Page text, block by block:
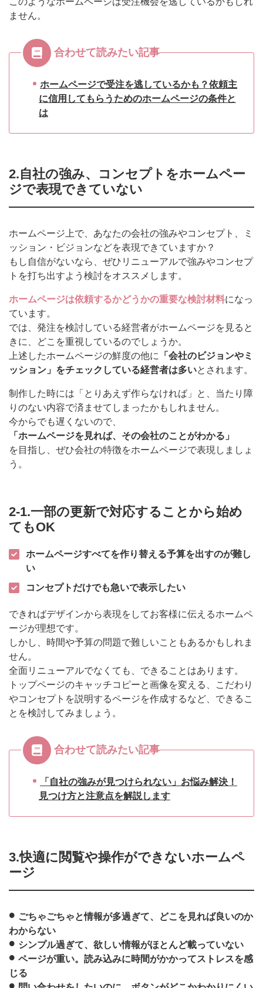
ません。
合わせて読みたい記事
ホームページで受注を逃しているかも？依頼主
に信用してもらうためのホームページの条件と
は
2.自社の強み、コンセプトをホームペー
ジで表現できていない
ホームページ上で、あなたの会社の強みやコンセプト、ミ
ッション・ビジョンなどを表現できていますか？
もし自信がないなら、ぜひリニューアルで強みやコンセプ
トを打ち出すよう検討をオススメします。
ホームページは依頼するかどうかの重要な検討材料になっ
ています。
では、発注を検討している経営者がホームページを見ると
きに、どこを重視しているのでしょうか。
上述したホームページの鮮度の他に
「会社のビジョンやミ
ッション」をチェックしている経営者は多いとされます。
制作した時には「とりあえず作らなければ」と、当たり障
りのない内容で済ませてしまったかもしれません。
今からでも遅くないので、
「ホームページを見れば、その会社のことがわかる」
を目指し、ぜひ会社の特徴をホームページで表現しましょ
う。
2-1.一部の更新で対応することから始め
てもOK
ホームページすべてを作り替える予算を出すのが難し
い
コンセプトだけでも急いで表示したい
できればデザインから表現をしてお客様に伝えるホームペ
ージが理想です。
しかし、時間や予算の問題で難しいこともあるかもしれま
せん。
全面リニューアルでなくても、できることはあります。
トップページのキャッチコピーと画像を変える、こだわり
やコンセプトを説明するページを作成するなど、できるこ
とを検討してみましょう。
合わせて読みたい記事
「自社の強みが見つけられない」お悩み解決！
見つけ方と注意点を解説します
3.快適に閲覧や操作ができないホームペ
ージ
ごちゃごちゃと情報が多過ぎて、どこを見れば良いのか
わからない
シンプル過ぎて、欲しい情報がほとんど載っていない
ページが重い。読み込みに時間がかかってストレスを感
じる